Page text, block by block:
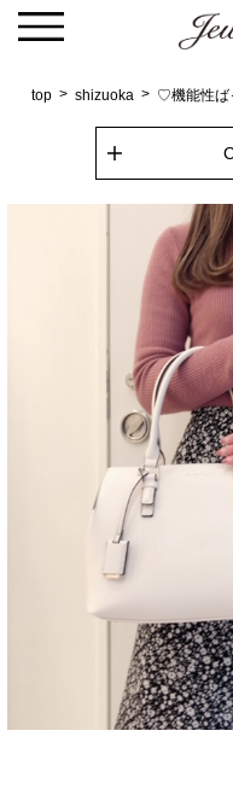
top shizuoka ♡機能性ば